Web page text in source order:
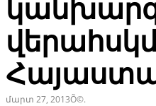
մարտ 27, 2013Õ©.